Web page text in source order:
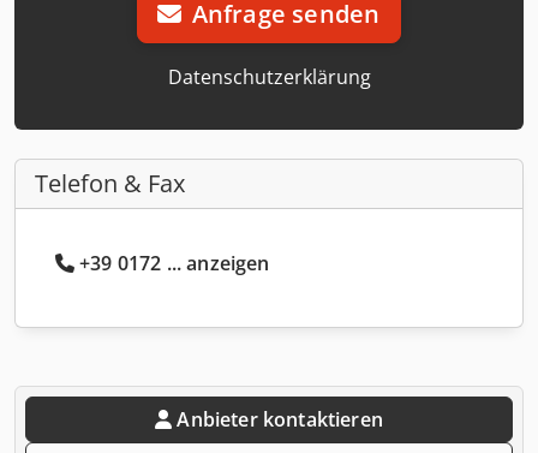
Anfrage senden
Datenschutzerklärung
Telefon & Fax
+39 0172 ... anzeigen
Anbieter kontaktieren